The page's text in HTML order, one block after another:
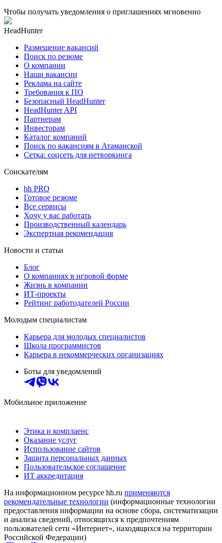
Чтобы получать уведомления о приглашениях мгновенно
HeadHunter
Размещение вакансий
Поиск по резюме
О компании
Наши вакансии
Реклама на сайте
Требования к ПО
Безопасный HeadHunter
HeadHunter API
Партнерам
Инвесторам
Каталог компаний
Поиск по вакансиям в Атаманской
Сетка: соцсеть для нетворкинга
Соискателям
hh PRO
Готовое резюме
Все сервисы
Хочу у вас работать
Производственный календарь
Экспертная рекомендация
Новости и статьи
Блог
О компаниях в игровой форме
Жизнь в компании
ИТ-проекты
Рейтинг работодателей России
Молодым специалистам
Карьера для молодых специалистов
Школа программистов
Карьера в некоммерческих организациях
Боты для уведомлений
Мобильное приложение
Этика и комплаенс
Оказание услуг
Использование сайтов
Защита персональных данных
Пользовательское соглашение
ИТ аккредитация
На информационном ресурсе hh.ru применяются
рекомендательные технологии (информационные технологии
предоставления информации на основе сбора, систематизации
и анализа сведений, относящихся к предпочтениям
пользователей сети «Интернет», находящихся на территории
Российской Федерации)